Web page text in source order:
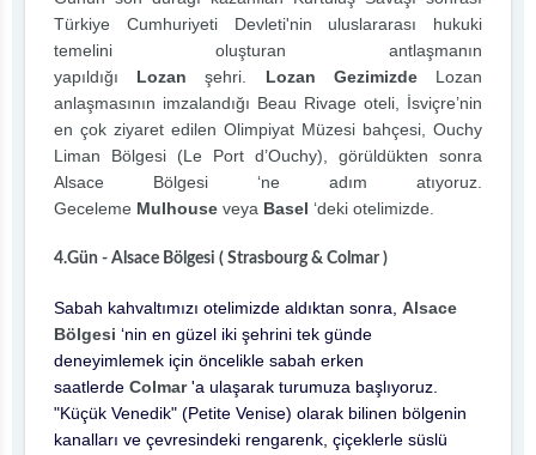
Türkiye Cumhuriyeti Devleti'nin uluslararası hukuki
temelini oluşturan antlaşmanın
yapıldığı Lozan şehri. Lozan GezimizdeLozan
anlaşmasının imzalandığı Beau Rivage oteli, İsviçre’nin
en çok ziyaret edilen Olimpiyat Müzesi bahçesi, Ouchy
Liman Bölgesi (Le Port d’Ouchy), görüldükten sonra
Alsace Bölgesi ‘ne adım atıyoruz.
Geceleme Mulhouse veya Basel ‘deki otelimizde.
4.Gün - Alsace Bölgesi ( Strasbourg & Colmar )
Sabah kahvaltımızı otelimizde aldıktan sonra, Alsace
Bölgesi ‘nin en güzel iki şehrini tek günde
deneyimlemek için öncelikle sabah erken
saatlerde Colmar'a ulaşarak turumuza başlıyoruz.
"Küçük Venedik" (Petite Venise) olarak bilinen bölgenin
kanalları ve çevresindeki rengarenk, çiçeklerle süslü